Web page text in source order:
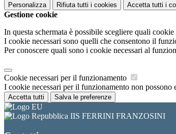
Personalizza Rifiuta tutti i cookies Accetta tutti i
Gestione cookie
In questa schermata è possibile scegliere quali cookie
I cookie necessari sono quelli che consentono il
Per conoscere quali sono i cookie necessari al
Cookie necessari per il funzionamento
I cookie necessari per il funzionamento non
Accetta tutti Salva le preferenze
IIS FERRINI FRANZOSINI